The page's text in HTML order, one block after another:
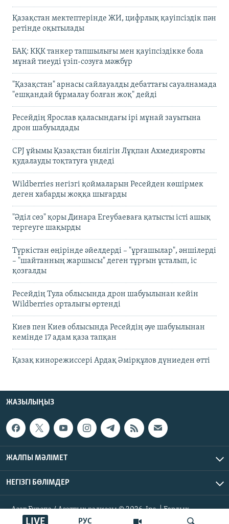
РУС
LIVE
Қазақстан мектептерінде ЖИ, цифрлық қауіпсіздік пән
ретінде оқытылады
БАҚ: КҚК танкер тапшылығы мен қауіпсіздікке бола
мұнай тиеуді үзіп-созуға мәжбүр
"Қазақстан" арнасы сайлауалды дебаттағы сауалнамада
"ешқандай бұрмалау болған жоқ" дейді
Ресейдің Ярослав қаласындағы ірі мұнай зауытына
дрон шабуылдады
CPJ ұйымы Қазақстан билігін Лұқпан Ахмедияровты
қудалауды тоқтатуға үндеді
Wildberries негізгі қоймаларын Ресейден көшірмек
деген хабарды жоққа шығарды
"Әділ сөз" қоры Динара Егеубаеваға қатысты істі ашық
тергеуге шақырды
Түркістан өңірінде әйелдерді – "ұрғашылар", әншілерді
– "шайтанның жаршысы" деген тұрғын ұсталып, іс
қозғалды
Ресейдің Тула облысында дрон шабуылынан кейін
Wildberries орталығы өртенді
Киев пен Киев облысында Ресейдің әуе шабуылынан
кемінде 17 адам қаза тапқан
Қазақ кинорежиссері Ардақ Әмірқұлов дүниеден өтті
ЖАЗЫЛЫҢЫЗ
ЖАЛПЫ МӘЛІМЕТ
НЕГІЗГІ БӨЛІМДЕР
Азат Еуропа / Азаттық радиосы © 2026, Inc. | Барлық
құқықтары қорғалған